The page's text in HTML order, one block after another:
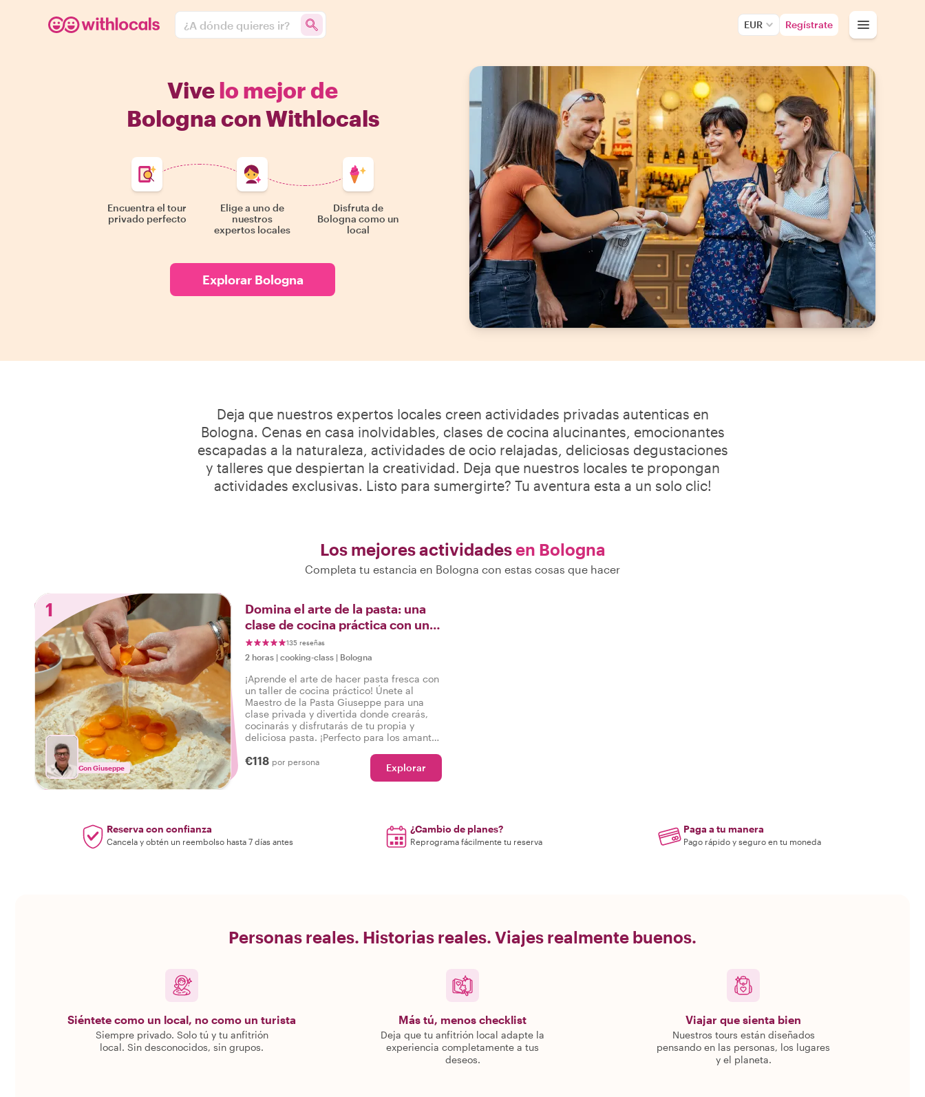
¿A dónde quieres ir? EUR Regístrate
Vivelo mejor de
Bologna con Withlocals
Encuentra el tour
privado perfecto
Elige a uno de
nuestros
expertos locales
Disfruta de
Bologna como un
local
Explorar Bologna
Deja que nuestros expertos locales creen actividades privadas autenticas en
Bologna. Cenas en casa inolvidables, clases de cocina alucinantes, emocionantes
escapadas a la naturaleza, actividades de ocio relajadas, deliciosas degustaciones
y talleres que despiertan la creatividad. Deja que nuestros locales te propongan
actividades exclusivas. Listo para sumergirte? Tu aventura esta a un solo clic!
Los mejores actividadesen Bologna
Completa tu estancia en Bologna con estas cosas que hacer
1
Con Giuseppe
Domina el arte de la pasta: una
clase de cocina práctica con un
maestro de la pasta
135 reseñas
2 horas | cooking-class | Bologna
¡Aprende el arte de hacer pasta fresca con
un taller de cocina práctico! Únete al
Maestro de la Pasta Giuseppe para una
clase privada y divertida donde crearás,
cocinarás y disfrutarás de tu propia y
deliciosa pasta. ¡Perfecto para los amantes
auténtica cocina italiana!
€118 por persona Explorar
Reserva con confianza
Cancela y obtén un reembolso hasta 7 días antes
¿Cambio de planes?
Reprograma fácilmente tu reserva
Paga a tu manera
Pago rápido y seguro en tu moneda
Personas reales. Historias reales. Viajes realmente buenos.
Siéntete como un local, no como un turista
Siempre privado. Solo tú y tu anfitrión
local. Sin desconocidos, sin grupos.
Más tú, menos checklist
Deja que tu anfitrión local adapte la
experiencia completamente a tus
deseos.
Viajar que sienta bien
Nuestros tours están diseñados
pensando en las personas, los lugares
y el planeta.